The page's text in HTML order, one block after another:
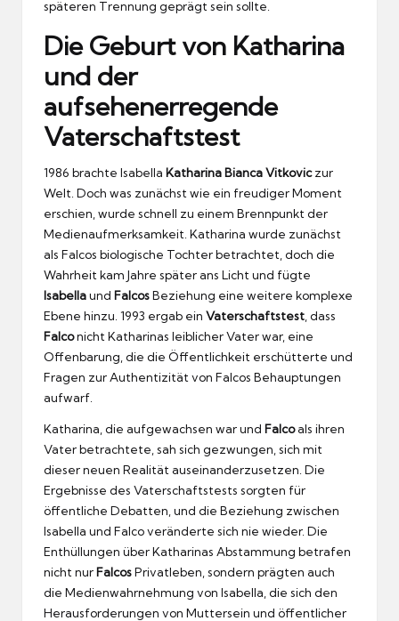
späteren Trennung geprägt sein sollte.
Die Geburt von Katharina
und der
aufsehenerregende
Vaterschaftstest
1986 brachte Isabella Katharina Bianca Vitkoviczur
Welt. Doch was zunächst wie ein freudiger Moment
erschien, wurde schnell zu einem Brennpunkt der
Medienaufmerksamkeit. Katharina wurde zunächst
als Falcos biologische Tochter betrachtet, doch die
Wahrheit kam Jahre später ans Licht und fügte
Isabellaund FalcosBeziehung eine weitere komplexe
Ebene hinzu. 1993 ergab ein Vaterschaftstest , dass
Falconicht Katharinas leiblicher Vater war, eine
Offenbarung, die die Öffentlichkeit erschütterte und
Fragen zur Authentizität von Falcos Behauptungen
aufwarf.
Katharina, die aufgewachsen war und Falcoals ihren
Vater betrachtete, sah sich gezwungen, sich mit
dieser neuen Realität auseinanderzusetzen. Die
Ergebnisse des Vaterschaftstests sorgten für
öffentliche Debatten, und die Beziehung zwischen
Isabella und Falco veränderte sich nie wieder. Die
Enthüllungen über Katharinas Abstammung betrafen
nicht nurFalcosPrivatleben, sondern prägten auch
die Medienwahrnehmung von Isabella, die sich den
Herausforderungen von Muttersein und öffentlicher